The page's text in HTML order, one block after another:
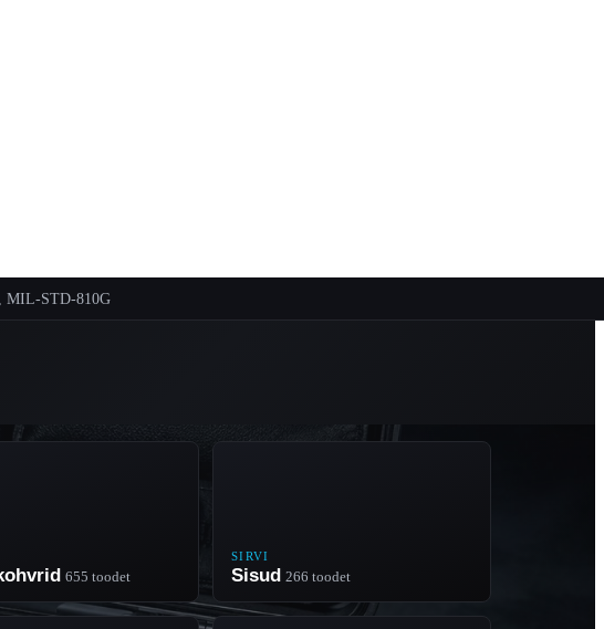
MIL-STD-810G
655 toodet
SIRVI
Sisud 266 toodet